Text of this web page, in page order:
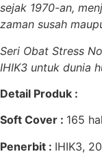
sejak 1970-an,
zaman susah
Seri Obat Stress
IHIK3 untuk dunia
Detail Produk :
Soft Cover : 165
Penerbit : IHIK3,